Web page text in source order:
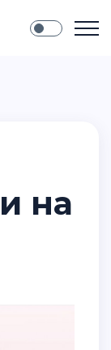
на